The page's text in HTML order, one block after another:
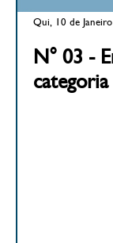
Qui, 10 de
N° 03 -